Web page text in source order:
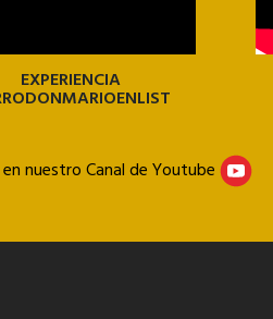
EXPERIENCIA
nuestro Canal de Youtube